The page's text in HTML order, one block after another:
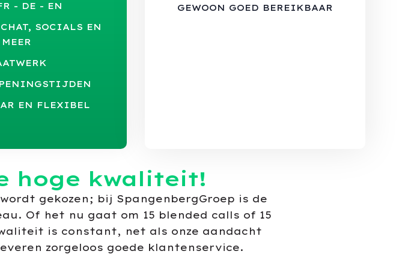
- DE - EN
SOCIALS EN
MEER
EN FLEXIBEL
GEWOON GOED BEREIKBAAR
hoge kwaliteit!
gekozen; bij SpangenbergGroep is de
Of het nu gaat om 15 blended calls of 15
is constant, net als onze aandacht
zorgeloos goede klantenservice.